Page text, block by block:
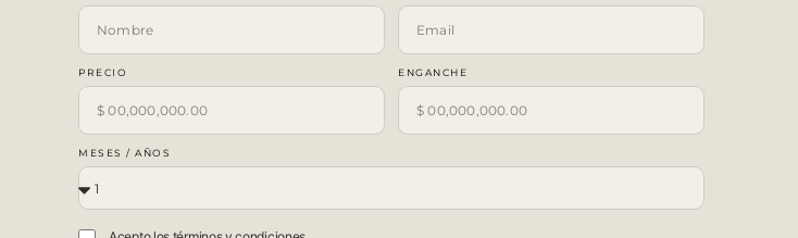
PRECIO ENGANCHE
MESES / AÑOS